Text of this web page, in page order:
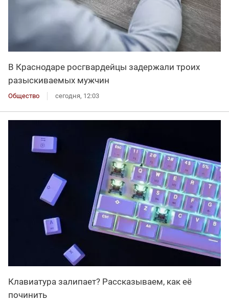
В Краснодаре росгвардейцы задержали троих
разыскиваемых мужчин
Общество сегодня, 12:03
Клавиатура залипает? Рассказываем, как её
починить